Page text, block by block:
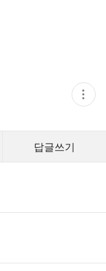
현
재
글
기
답글쓰기